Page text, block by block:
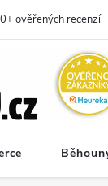
ověřených recenzí